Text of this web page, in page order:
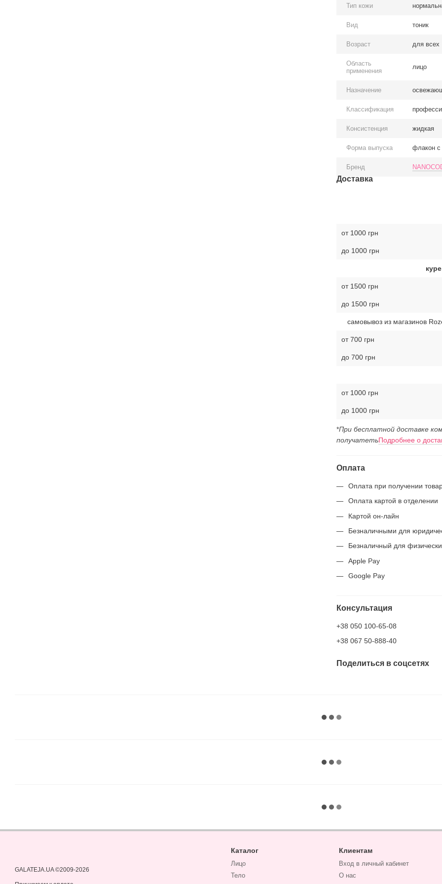
Тип кожи
Вид тоник
Возраст для всех
Область
применения
лицо
Назначение
Классификация
Консистенция жидкая
Форма выпуска флакон с
Бренд
Доставка
от 1000 грн
до 1000 грн
от 1500 грн
до 1500 грн
самовывоз из магазинов
от 700 грн
до 700 грн
от 1000 грн
до 1000 грн
*При бесплатной доставке
получатетьПодробнее о
Оплата
Оплата при получении
Оплата картой в отделении
Картой он-лайн
Безналичными для
Безналичный для
Apple Pay
Google Pay
Консультация
+38 050 100-65-08
+38 067 50-888-40
Поделиться в соцсетях
GALATEJA.UA ©2009-2026
Каталог
Лицо
Тело
Клиентам
Вход в личный кабинет
О нас